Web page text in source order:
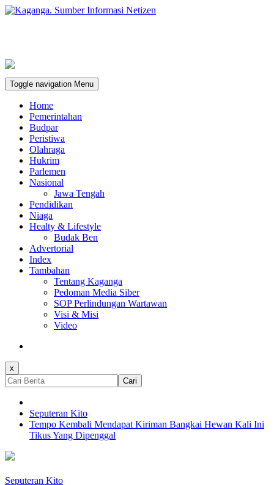
Toggle navigation Menu
Home
Pemerintahan
Budpar
Peristiwa
Olahraga
Hukrim
Parlemen
Nasional
Jawa Tengah
Pendidikan
Niaga
Healty & Lifestyle
Budak Ben
Advertorial
Index
Tambahan
Tentang Kaganga
Pedoman Media Siber
SOP Perlindungan Wartawan
Visi & Misi
Video
x
Cari
Seputeran Kito
Tempo Kembali Mendapat Kiriman Bangkai Hewan Kali Ini
Tikus Yang Dipenggal
Seputeran Kito